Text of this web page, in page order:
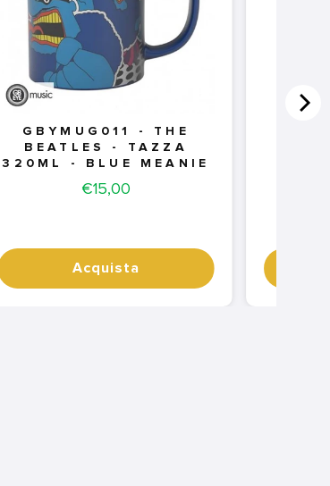
GBYMUG011 - THE
BEATLES - TAZZA
320ML - BLUE MEANIE
Price
€15,00
Acquista